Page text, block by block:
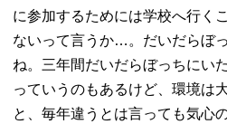
に参加するためには学校へ行く
ないって言うか…。だいだらぼ
ね。三年間だいだらぼっちにい
っていうのもあるけど、環境は
と、毎年違うとは言っても気心